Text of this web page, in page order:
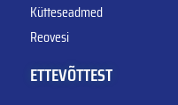
Kütteseadmed
Reovesi
ETTEVÕTTEST